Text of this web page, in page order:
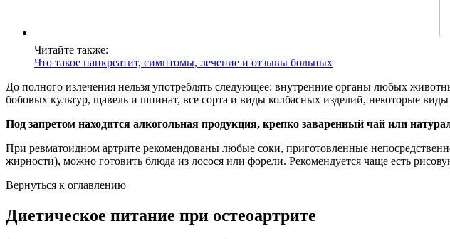
Читайте также:
Что такое панкреатит, симптомы, лечение и отзывы больных
До полного излечения нельзя употреблять следующее: внутренние органы любых
бобовых культур, щавель и шпинат, все сорта и виды колбасных изделий, некоторые
Под запретом находится алкогольная продукция, крепко заваренный чай или
При ревматоидном артрите рекомендованы любые соки, приготовленные
жирности), можно готовить блюда из лосося или форели. Рекомендуется чаще есть
Вернуться к оглавлению
Диетическое питание при остеоартрите